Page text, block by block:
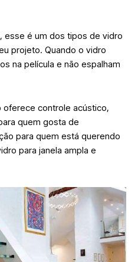
esse é um dos tipos de vidro
projeto. Quando o vidro
na película e não espalham
oferece controle acústico,
quem gosta de
para quem está querendo
para janela ampla e